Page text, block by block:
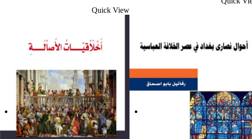
Quick View